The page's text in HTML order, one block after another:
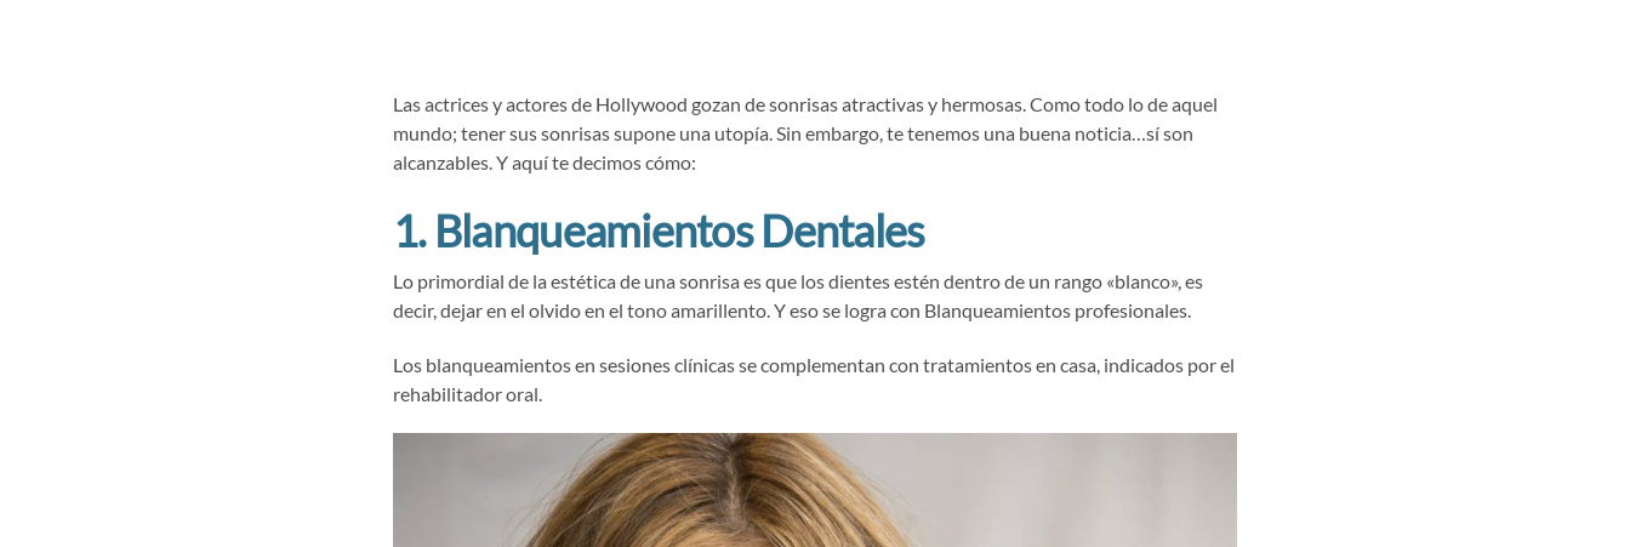
Las actrices y actores de Hollywood gozan de sonrisas atractivas y hermosas. Como todo lo de aquel
mundo; tener sus sonrisas supone una utopía. Sin embargo, te tenemos una buena noticia…sí son
alcanzables. Y aquí te decimos cómo:
1. Blanqueamientos Dentales
Lo primordial de la estética de una sonrisa es que los dientes estén dentro de un rango «blanco», es
decir, dejar en el olvido en el tono amarillento. Y eso se logra con Blanqueamientos profesionales.
Los blanqueamientos en sesiones clínicas se complementan con tratamientos en casa, indicados por el
rehabilitador oral.